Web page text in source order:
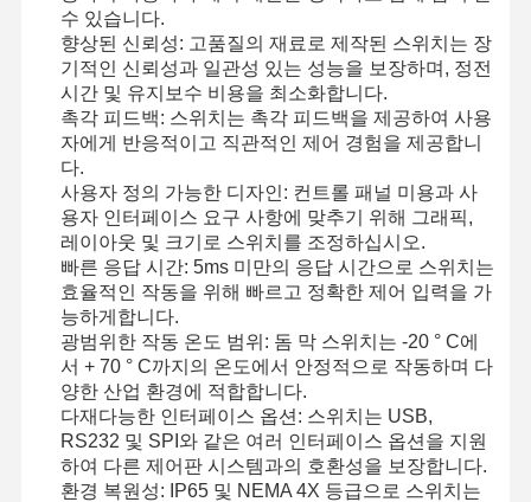
집 제품 비디오
우리 에 관한
것
수 있습니다.
향상된 신뢰성: 고품질의 재료로 제작된 스위치는 장
기적인 신뢰성과 일관성 있는 성능을 보장하며, 정전
시간 및 유지보수 비용을 최소화합니다.
촉각 피드백: 스위치는 촉각 피드백을 제공하여 사용
자에게 반응적이고 직관적인 제어 경험을 제공합니
다.
사용자 정의 가능한 디자인: 컨트롤 패널 미용과 사
용자 인터페이스 요구 사항에 맞추기 위해 그래픽,
레이아웃 및 크기로 스위치를 조정하십시오.
빠른 응답 시간: 5ms 미만의 응답 시간으로 스위치는
효율적인 작동을 위해 빠르고 정확한 제어 입력을 가
능하게합니다.
광범위한 작동 온도 범위: 돔 막 스위치는 -20 ° C에
서 + 70 ° C까지의 온도에서 안정적으로 작동하며 다
양한 산업 환경에 적합합니다.
다재다능한 인터페이스 옵션: 스위치는 USB,
RS232 및 SPI와 같은 여러 인터페이스 옵션을 지원
하여 다른 제어판 시스템과의 호환성을 보장합니다.
환경 복원성: IP65 및 NEMA 4X 등급으로 스위치는